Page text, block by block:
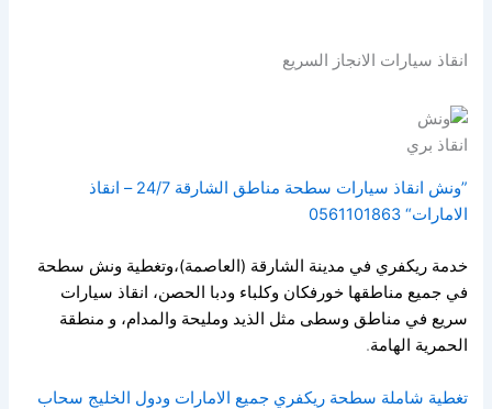
انقاذ سيارات الانجاز السريع
انقاذ بري
”ونش انقاذ سيارات سطحة مناطق الشارقة 24/7 – انقاذ
الامارات“ 0561101863
خدمة ريكفري في مدينة الشارقة (العاصمة)،وتغطية ونش سطحة
في جميع مناطقها خورفكان وكلباء ودبا الحصن، انقاذ سيارات
سريع في مناطق وسطى مثل الذيد ومليحة والمدام، و منطقة
الحمرية الهامة.
تغطية شاملة سطحة ريكفري جميع الامارات ودول الخليج سحاب